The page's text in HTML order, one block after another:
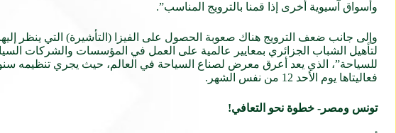
وأسواق آسيوية أخرى إذا قمنا بالترويج المناسب”.
وإلى جانب ضعف الترويج هناك صعوبة الحصول على الفيزا (التأشيرة) التي ينظر
لتأهيل الشباب الجزائري بمعايير عالمية على العمل في المؤسسات والشركات
فعاليتاها يوم الأحد 12 من نفس الشهر.
تونس ومصر- خطوة نحو التعافي!